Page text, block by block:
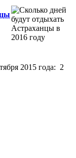
2015 года: 2